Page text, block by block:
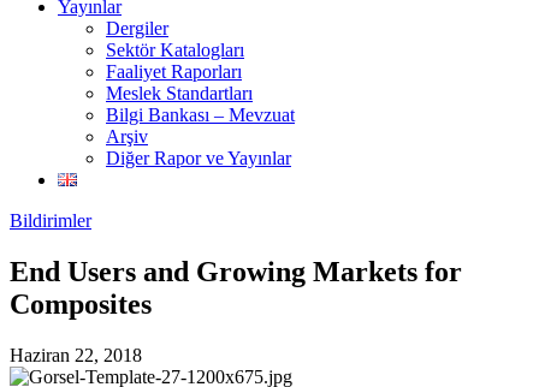
Yayınlar
Dergiler
Sektör Katalogları
Faaliyet Raporları
Meslek Standartları
Bilgi Bankası – Mevzuat
Arşiv
Diğer Rapor ve Yayınlar
Bildirimler
End Users and Growing Markets for
Composites
Haziran 22, 2018